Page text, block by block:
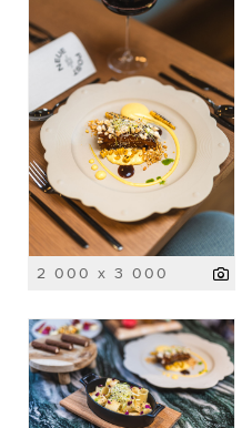
2 000 x 3 000